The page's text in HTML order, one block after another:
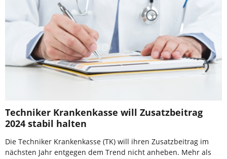
Techniker Krankenkasse will Zusatzbeitrag
2024 stabil halten
Die Techniker Krankenkasse (TK) will ihren Zusatzbeitrag im
nächsten Jahr entgegen dem Trend nicht anheben. Mehr als